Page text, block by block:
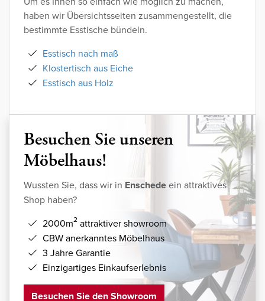
haben wir Übersichtsseiten zusammengestellt, die
bestimmte Esstische bündeln.
Esstisch nach maß
Klostertisch aus Eiche
Esstisch aus Holz
Besuchen Sie unseren
Möbelhaus!
Wussten Sie, dass wir in Enschedeein attraktives
Shop haben?
2000m2 attraktiver showroom
CBW anerkanntes Möbelhaus
3 Jahre Garantie
Einzigartiges Einkaufserlebnis
Besuchen Sie den Showroom